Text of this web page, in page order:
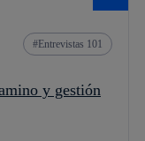
Entrevistas 101
y gestión